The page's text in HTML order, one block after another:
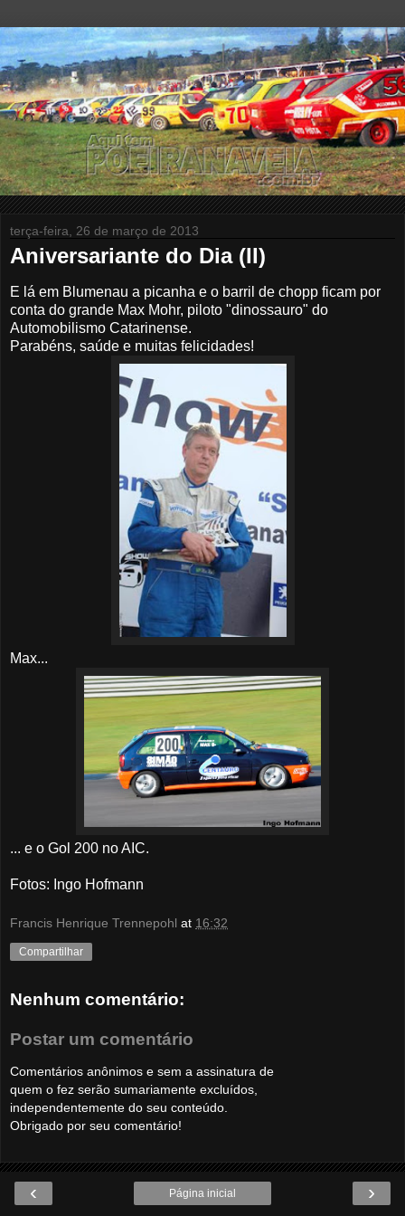
terça-feira, 26 de março de 2013
Aniversariante do Dia (II)
E lá em Blumenau a picanha e o barril de chopp ficam por
conta do grande Max Mohr, piloto "dinossauro" do
Automobilismo Catarinense.
Parabéns, saúde e muitas felicidades!
Max...
... e o Gol 200 no AIC.
Fotos: Ingo Hofmann
Francis Henrique Trennepohl at 16:32
Compartilhar
Nenhum comentário:
Postar um comentário
Comentários anônimos e sem a assinatura de
quem o fez serão sumariamente excluídos,
independentemente do seu conteúdo.
Obrigado por seu comentário!
‹ ›
Página inicial